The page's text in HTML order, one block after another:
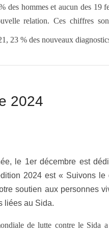
des hommes et aucun des 19
relation. Ces chiffres
23 % des nouveaux
2024
le 1er décembre est
2024 est « Suivons
soutien aux personnes
liées au Sida.
de lutte contre le Sida